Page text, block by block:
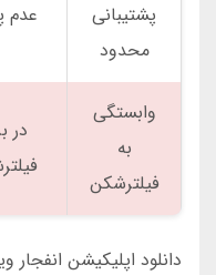
پشتیبانی
محدود
عدم
وابستگی
به
فیلترشکن
در
دانلود اپلیکیشن انفجار